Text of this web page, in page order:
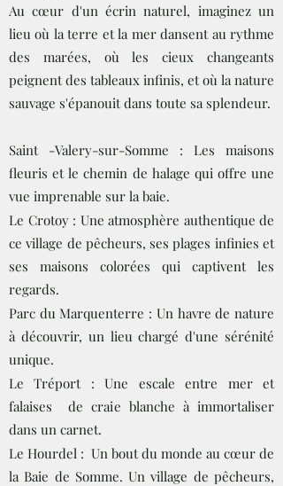
Au cœur d'un écrin naturel, imaginez un
lieu où la terre et la mer dansent au rythme
des marées, où les cieux changeants
peignent des tableaux infinis, et où la nature
sauvage s'épanouit dans toute sa splendeur.
Saint -Valery-sur-Somme : Les maisons
fleuris et le chemin de halage qui offre une
vue imprenable sur la baie.
Le Crotoy : Une atmosphère authentique de
ce village de pêcheurs, ses plages infinies et
ses maisons colorées qui captivent les
regards.
Parc du Marquenterre : Un havre de nature
à découvrir, un lieu chargé d'une sérénité
unique.
Le Tréport : Une escale entre mer et
falaises de craie blanche à immortaliser
dans un carnet.
Le Hourdel : Un bout du monde au cœur de
la Baie de Somme. Un village de pêcheurs,